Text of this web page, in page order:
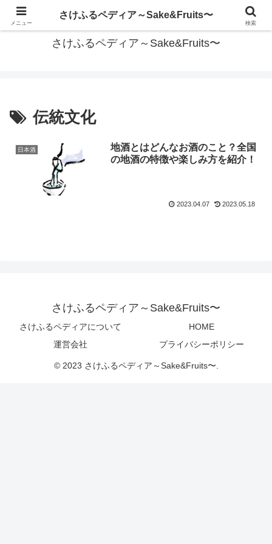
美味しい時間を豊かに
さけふるペディア～Sake&Fruits〜
伝統文化
日本酒
地酒とはどんなお酒のこと？全国
の地酒の特徴や楽しみ方を紹介！
2023.04.07 2023.05.18
さけふるペディア～Sake&Fruits〜
さけふるペディアについて
HOME
運営会社
プライバシーポリシー
© 2023 さけふるペディア～Sake&Fruits〜.
メニュー
さけふるペディア～Sake&Fruits〜
検索